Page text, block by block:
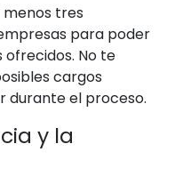
tres
para poder
No te
cargos
durante el proceso.
y la